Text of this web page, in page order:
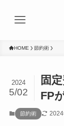
HOME 節約術
固
FP
2024
5/02
節約術 2024